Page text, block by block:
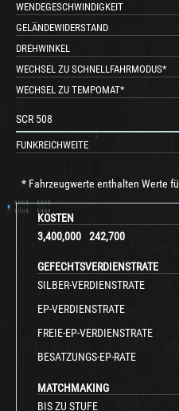
KOSTEN
3,400,000
242,700
GEFECHTSVERDIENSTRATE
SILBER-VERDIENSTRATE
EP-VERDIENSTRATE
FREIE-EP-VERDIENSTRATE
BESATZUNGS-EP-RATE
MATCHMAKING
BIS ZU STUFE
WENDEGESCHWINDIGKEIT
GELÄNDEWIDERSTAND
DREHWINKEL
WECHSEL ZU SCHNELLFAHRMODUS*
WECHSEL ZU TEMPOMAT*
SCR 508
FUNKREICHWEITE
* Fahrzeugwerte enthalten Werte